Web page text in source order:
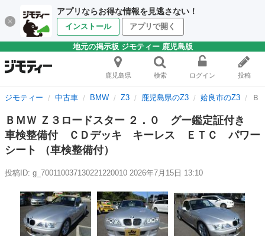
アプリならお得な情報を見逃さない！
インストール アプリで開く
地元の掲示板 ジモティー 鹿児島版
鹿児島県 検索 ログイン 投稿
ジモティー 中古車 BMW Z3 鹿児島県のZ3 姶良市のZ3 Ｂ
ＢＭＷ Ｚ３ロードスター ２．０ グー鑑定証付き
車検整備付 ＣＤデッキ キーレス ＥＴＣ パワー
シート （車検整備付）
投稿ID: g_700110037130221220010 2026年7月15日 13:10